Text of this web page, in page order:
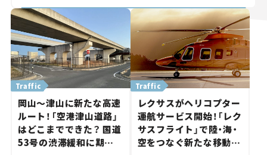
岡山～津山に新たな高速
ルート！「空港津山道路」
はどこまでできた？ 国道
53号の渋滞緩和に期待。
Traffic
レクサスがヘリコプター
運航サービス開始！「レク
サスフライト」で陸・海・
空をつなぐ新たな移動体
Traffic